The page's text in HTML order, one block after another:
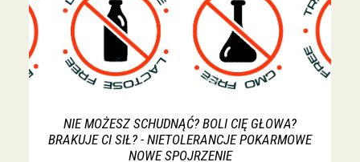
NIE MOŻESZ SCHUDNĄĆ? BOLI CIĘ GŁOWA?
BRAKUJE CI SIŁ? - NIETOLERANCJE POKARMOWE
NOWE SPOJRZENIE